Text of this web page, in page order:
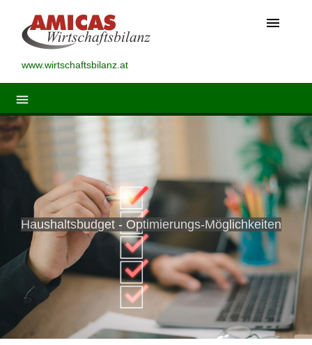
menu
www.wirtschaftsbilanz.at
menu
Haushaltsbudget - Optimierungs-Möglichkeiten